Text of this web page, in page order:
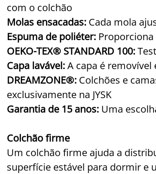
com o colchão
Molas ensacadas: Cada mola
Espuma de poliéter:
OEKO-TEX® STANDARD 100:
Capa lavável:A capa é removível
DREAMZONE®: Colchões e
exclusivamente na JYSK
Garantia de 15 anos: Uma
Colchão firme
Um colchão firme ajuda a
superfície estável para dormir e